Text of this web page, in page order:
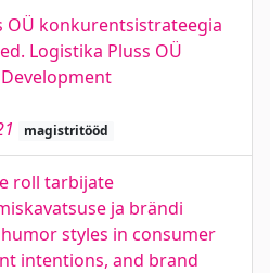
OÜ konkurentsistrateegia
Logistika Pluss OÜ
magistritööd
roll tarbijate
ja brändi
styles in consumer
intentions, and brand